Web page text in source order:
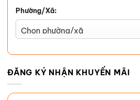
Phường/Xã:
ĐĂNG KÝ NHẬN KHUYẾN MÃI